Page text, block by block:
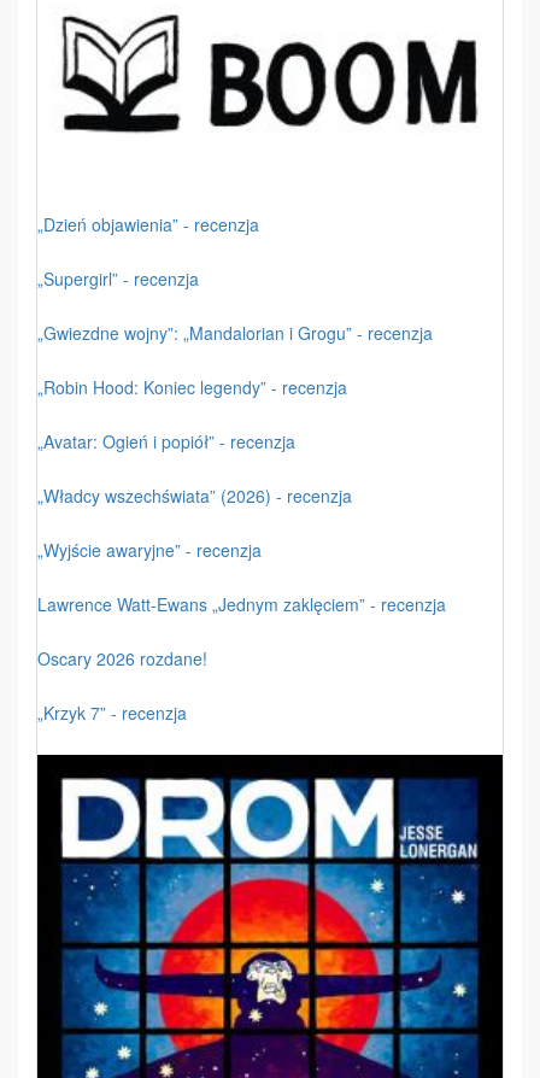
„Dzień objawienia” - recenzja
„Supergirl” - recenzja
„Gwiezdne wojny”: „Mandalorian i Grogu” - recenzja
„Robin Hood: Koniec legendy” - recenzja
„Avatar: Ogień i popiół” - recenzja
„Władcy wszechświata” (2026) - recenzja
„Wyjście awaryjne” - recenzja
Lawrence Watt-Ewans „Jednym zaklęciem” - recenzja
Oscary 2026 rozdane!
„Krzyk 7” - recenzja